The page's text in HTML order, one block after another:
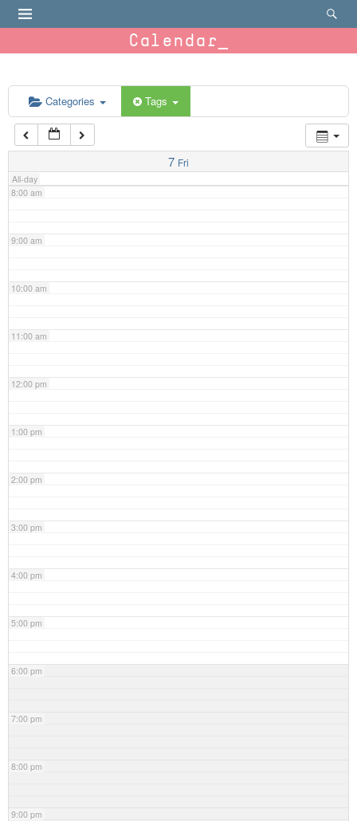
Calendar
Categories Tags
7 Fri
All-day
6:00 am
7:00 am
8:00 am
9:00 am
10:00 am
11:00 am
12:00 pm
1:00 pm
2:00 pm
3:00 pm
4:00 pm
5:00 pm
6:00 pm
7:00 pm
8:00 pm
9:00 pm